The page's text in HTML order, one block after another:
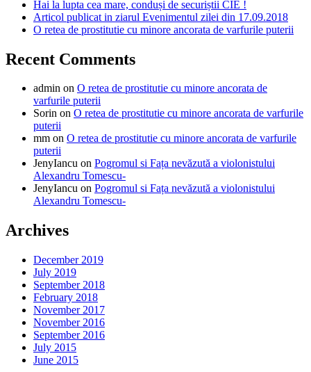
Hai la lupta cea mare, conduși de securiștii CIE !
Articol publicat in ziarul Evenimentul zilei din 17.09.2018
O retea de prostitutie cu minore ancorata de varfurile puterii
Recent Comments
admin on O retea de prostitutie cu minore ancorata de
varfurile puterii
Sorin on O retea de prostitutie cu minore ancorata de varfurile
puterii
mm on O retea de prostitutie cu minore ancorata de varfurile
puterii
JenyIancu on Pogromul si Fața nevăzută a violonistului
Alexandru Tomescu-
JenyIancu on Pogromul si Fața nevăzută a violonistului
Alexandru Tomescu-
Archives
December 2019
July 2019
September 2018
February 2018
November 2017
November 2016
September 2016
July 2015
June 2015